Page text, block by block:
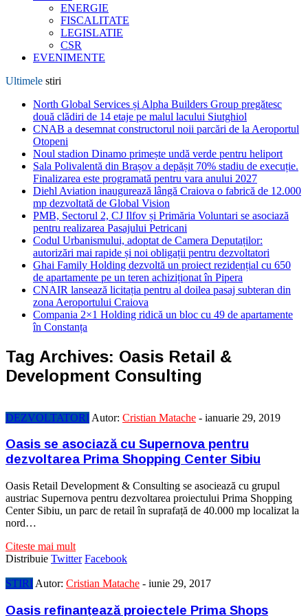
ENERGIE
FISCALITATE
LEGISLATIE
CSR
EVENIMENTE
Ultimele stiri
North Global Services și Alpha Builders Group pregătesc
două clădiri de 14 etaje pe malul lacului Siutghiol
CNAB a desemnat constructorul noii parcări de la Aeroportul
Otopeni
Noul stadion Dinamo primește undă verde pentru heliport
Sala Polivalentă din Brașov a depășit 70% stadiu de execuție.
Finalizarea este programată pentru vara anului 2027
Diehl Aviation inaugurează lângă Craiova o fabrică de 12.000
mp dezvoltată de Global Vision
PMB, Sectorul 2, CJ Ilfov și Primăria Voluntari se asociază
pentru realizarea Pasajului Petricani
Codul Urbanismului, adoptat de Camera Deputaților:
autorizări mai rapide și noi obligații pentru dezvoltatori
Ghai Family Holding dezvoltă un proiect rezidențial cu 650
de apartamente pe un teren achiziționat în Pipera
CNAIR lansează licitația pentru al doilea pasaj subteran din
zona Aeroportului Craiova
Compania 2×1 Holding ridică un bloc cu 49 de apartamente
în Constanța
Tag Archives: Oasis Retail &
Development Consulting
DEZVOLTATORI Autor: Cristian Matache - ianuarie 29, 2019
Oasis se asociază cu Supernova pentru
dezvoltarea Prima Shopping Center Sibiu
Oasis Retail Development & Consulting se asociează cu grupul
austriac Supernova pentru dezvoltarea proiectului Prima Shopping
Center Sibiu, un parc de retail în suprafață de 40.000 mp localizat la
nord…
Citeste mai mult
Distribuie Twitter Facebook
STIRI Autor: Cristian Matache - iunie 29, 2017
Oasis refinanțează proiectele Prima Shops